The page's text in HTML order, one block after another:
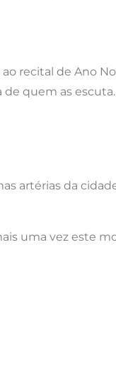
recital de Ano
de quem as escuta.
artérias da
uma vez este